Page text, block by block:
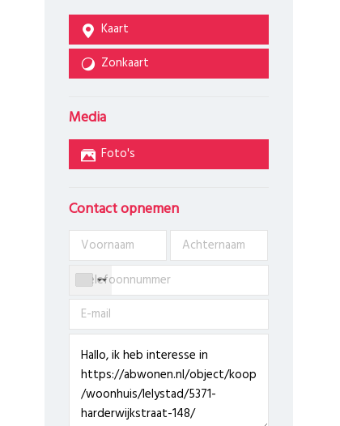
Kaart
Zonkaart
Media
Foto's
Contact opnemen